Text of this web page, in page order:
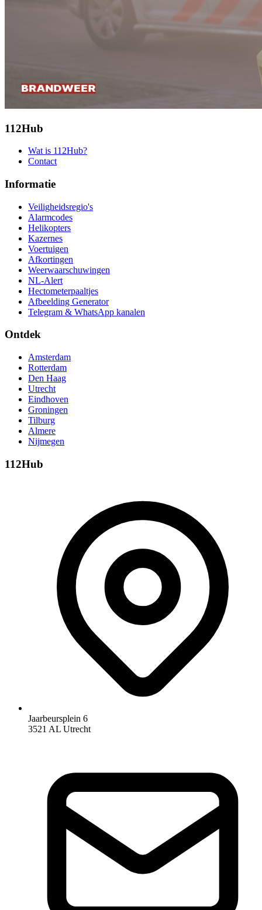
112Hub
Wat is 112Hub?
Contact
Informatie
Veiligheidsregio's
Alarmcodes
Helikopters
Kazernes
Voertuigen
Afkortingen
Weerwaarschuwingen
NL-Alert
Hectometerpaaltjes
Afbeelding Generator
Telegram & WhatsApp kanalen
Ontdek
Amsterdam
Rotterdam
Den Haag
Utrecht
Eindhoven
Groningen
Tilburg
Almere
Nijmegen
112Hub
Jaarbeursplein 6
3521 AL Utrecht